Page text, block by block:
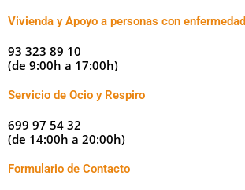
Vivienda y Apoyo a personas con enfermedad
93 323 89 10
(de 9:00h a 17:00h)
Servicio de Ocio y Respiro
699 97 54 32
(de 14:00h a 20:00h)
Formulario de Contacto